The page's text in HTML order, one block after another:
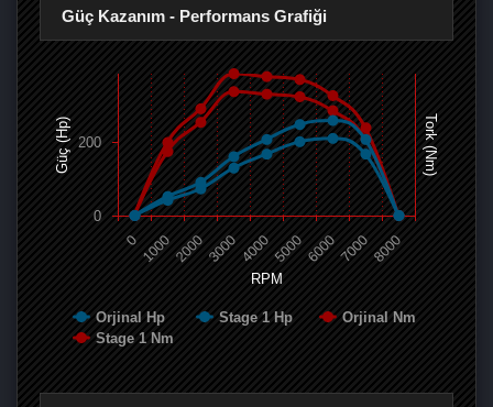
Güç Kazanım - Performans Grafiği
RPM
Güç (Hp) Tork (Nm)
Orjinal Hp Stage 1 Hp
Orjinal Nm
Stage 1 Nm
0 100020003000 40005000600070008000
0
200